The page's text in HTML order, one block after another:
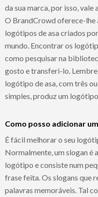
da sua marca, por isso, vale
O BrandCrowd oferece-lhe
logótipos de asa criados
mundo. Encontrar os
como pesquisar na
gosto e transferi-lo.
logótipo de asa, com três
simples, produz um
Como posso adicionar
É fácil melhorar o seu
Normalmente, um slogan é
logótipo e consiste num
frase feita. Os slogans que
palavras memoráveis. Tal